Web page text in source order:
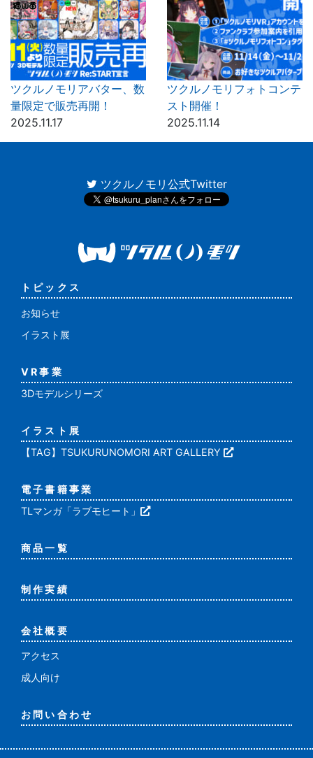
ツクルノモリアバター、数
量限定で販売再開！
2025.11.17
ツクルノモリフォトコンテ
スト開催！
2025.11.14
トピックス
お知らせ
イラスト展
VR事業
3Dモデルシリーズ
イラスト展
【TAG】TSUKURUNOMORI ART GALLERY
電子書籍事業
TLマンガ「ラブモヒート」
商品一覧
制作実績
会社概要
アクセス
成人向け
お問い合わせ
ツクルノモリ公式Twitter